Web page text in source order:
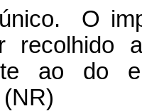
O
recolhido
ao do